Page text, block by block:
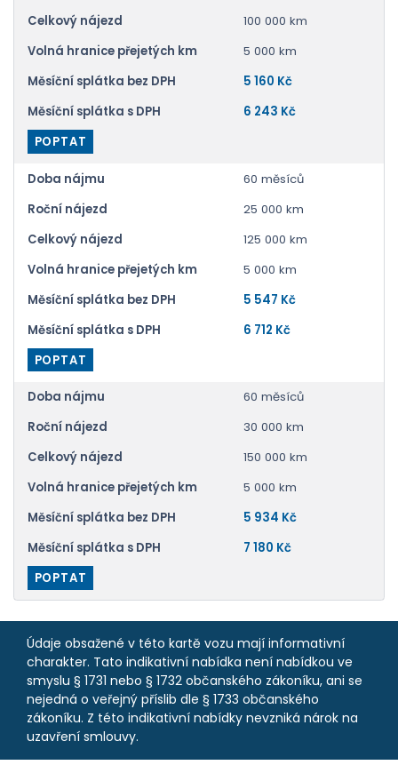
Celkový nájezd
100 000 km
Volná hranice přejetých km
5 000 km
Měsíční splátka bez DPH
5 160 Kč
Měsíční splátka s DPH
6 243 Kč
POPTAT
Doba nájmu
60 měsíců
Roční nájezd
25 000 km
Celkový nájezd
125 000 km
Volná hranice přejetých km
5 000 km
Měsíční splátka bez DPH
5 547 Kč
Měsíční splátka s DPH
6 712 Kč
POPTAT
Doba nájmu
60 měsíců
Roční nájezd
30 000 km
Celkový nájezd
150 000 km
Volná hranice přejetých km
5 000 km
Měsíční splátka bez DPH
5 934 Kč
Měsíční splátka s DPH
7 180 Kč
POPTAT
Údaje obsažené v této kartě vozu mají informativní
charakter. Tato indikativní nabídka není nabídkou ve
smyslu § 1731 nebo § 1732 občanského zákoníku, ani se
nejedná o veřejný příslib dle § 1733 občanského
zákoníku. Z této indikativní nabídky nevzniká nárok na
uzavření smlouvy.